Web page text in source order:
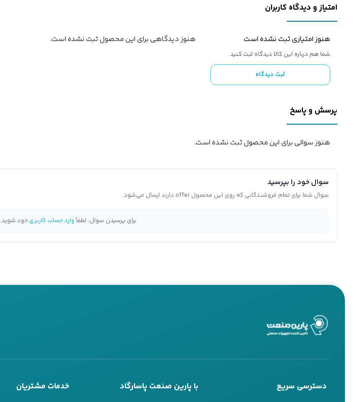
امتیاز و دیدگاه کاربران
هنوز امتیازی ثبت نشده است
شما هم درباره این کالا دیدگاه ثبت کنید
ثبت دیدگاه
هنوز دیدگاهی برای این محصول ثبت نشده است.
پرسش و پاسخ
هنوز سوالی برای این محصول ثبت نشده است.
سوال خود را بپرسید
سوال شما برای تمام فروشندگانی که روی این محصول offer دارند ارسال می‌شود.
برای پرسیدن سوال، لطفاًوارد حساب کاربریخود شوید.
دسترسی سریع با پارین صنعت پاسارگاد خدمات مشتریان